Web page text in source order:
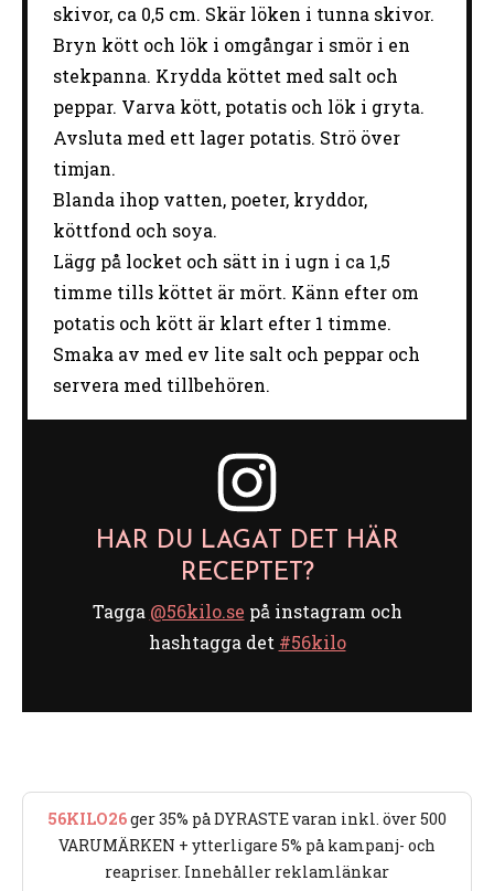
skivor, ca 0,5 cm. Skär löken i tunna skivor.
Bryn kött och lök i omgångar i smör i en
stekpanna. Krydda köttet med salt och
peppar. Varva kött, potatis och lök i gryta.
Avsluta med ett lager potatis. Strö över
timjan.
Blanda ihop vatten, poeter, kryddor,
köttfond och soya.
Lägg på locket och sätt in i ugn i ca 1,5
timme tills köttet är mört. Känn efter om
potatis och kött är klart efter 1 timme.
Smaka av med ev lite salt och peppar och
servera med tillbehören.
HAR DU LAGAT DET HÄR
RECEPTET?
Tagga @56kilo.se på instagram och
hashtagga det #56kilo
56KILO26ger 35% på DYRASTE varan inkl. över 500
VARUMÄRKEN + ytterligare 5% på kampanj- och
reapriser. Innehåller reklamlänkar